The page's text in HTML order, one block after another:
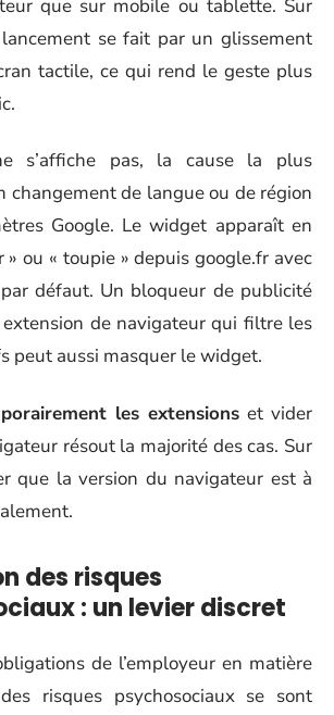
que sur mobile ou tablette. Sur
se fait par un glissement
tactile, ce qui rend le geste plus
s’affiche pas, la cause la plus
changement de langue ou de région
Google. Le widget apparaît en
ou « toupie » depuis google.fr avec
défaut. Un bloqueur de publicité
de navigateur qui filtre les
peut aussi masquer le widget.
les extensions et vider
résout la majorité des cas. Sur
que la version du navigateur est à
des risques
: un levier discret
de l’employeur en matière
risques psychosociaux se sont